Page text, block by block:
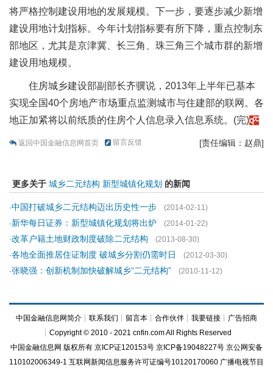
将严格控制建设用地的发展规模。下一步，要逐步减少新增
建设用地计划指标。今年计划指标要有所下降，重点控制东
部地区，尤其是京津冀、长三角、珠三角三个城市群的新增
建设用地规模。
住房城乡建设部副部长齐骥说，2013年上半年已基本
实现全国40个房地产市场重点监测城市与住建部的联网。各
地正加紧将以前纸质的住房个人信息录入信息系统。(完)
返回中国金融信息网首页 留言反馈 [责任编辑：赵鼎]
更多关于 城乡二元结构 新型城镇化规划 的新闻
·中国打破城乡二元结构迈出历史性一步
(2014-02-11)
·新华每日证券：新型城镇化规划将出炉
(2014-01-22)
·改革户籍土地财政制度破除二元结构
(2013-08-30)
·各地全面推居住证制度 破城乡分割仍需时日
(2012-03-30)
·张晓强：创新机制加快破解城乡“二元结构” (2010-11-12)
中国金融信息网简介 ┊ 联系我们 ┊ 留言本 ┊ 合作伙伴 ┊ 我要链接 ┊ 广告招商
┊Copyright © 2010 - 2021 cnfin.com All Rights Reserved
中国金融信息网 版权所有 京ICP证120153号 京ICP备19048227号 京公网安备
110102006349-1 互联网新闻信息服务许可证编号10120170060 广播电视节目